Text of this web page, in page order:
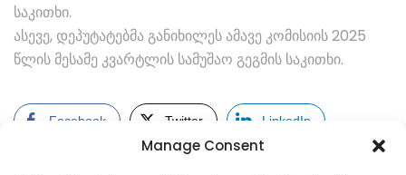
Manage Consent
საკითხი.
ასევე, დეპუტატებმა განიხილეს ამავე კომისიის 2025
წლის მესამე კვარტლის სამუშაო გეგმის საკითხი.
Facebook Twitter LinkedIn